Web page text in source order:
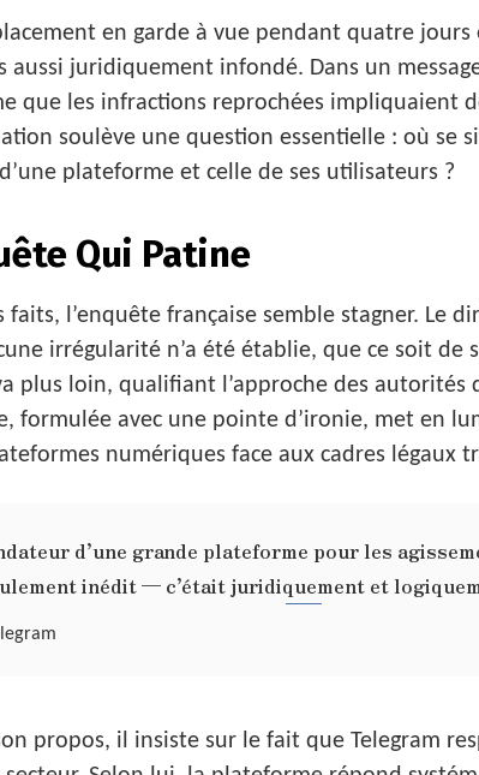
en garde à vue pendant quatre
aussi juridiquement infondé. Dans un
que les infractions reprochées impliquaient
soulève une question essentielle : où se
plateforme et celle de ses utilisateurs ?
Qui Patine
faits, l’enquête française semble stagner. Le
irrégularité n’a été établie, que ce soit de
plus loin, qualifiant l’approche des autorités
formulée avec une pointe d’ironie, met en
numériques face aux cadres légaux
d’une grande plateforme pour les
inédit — c’était juridiquement et
propos, il insiste sur le fait que Telegram